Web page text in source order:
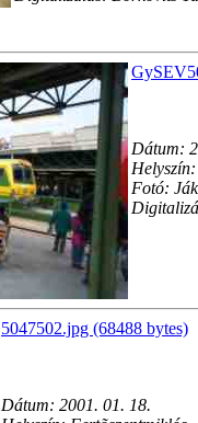
Dátum:
Fotó:
5047502.jpg (68488 bytes)
Dátum: 2001. 01. 18.